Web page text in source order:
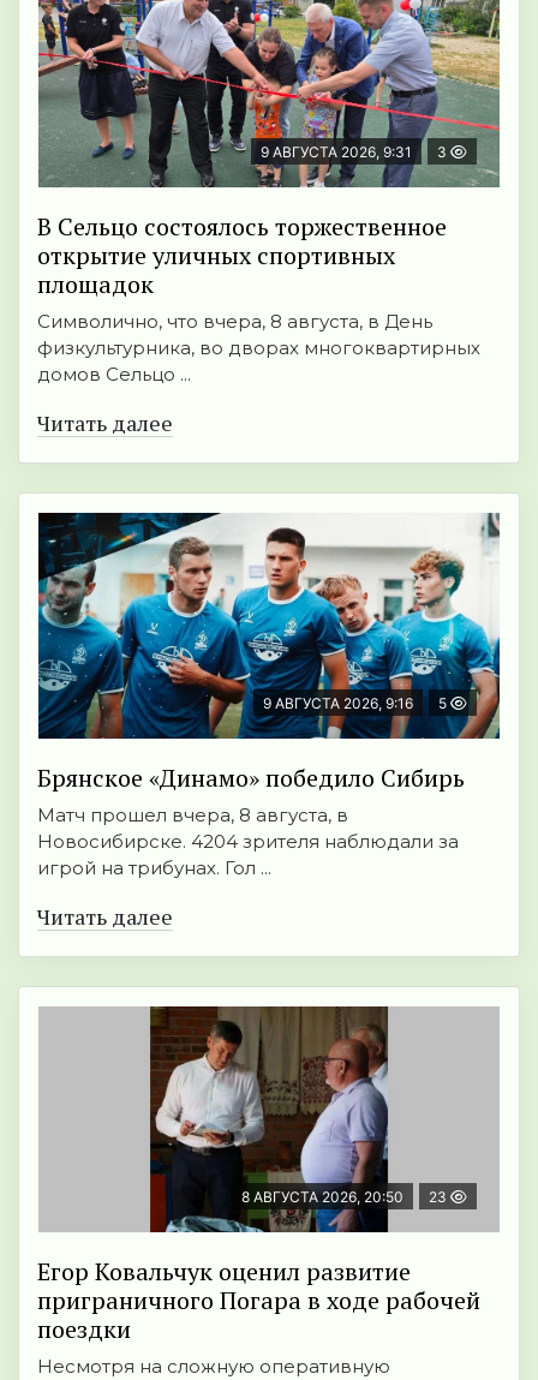
9 АВГУСТА 2026, 9:31 3
В Сельцо состоялось торжественное
открытие уличных спортивных
площадок
Символично, что вчера, 8 августа, в День
физкультурника, во дворах многоквартирных
домов Сельцо ...
Читать далее
9 АВГУСТА 2026, 9:16 5
Брянское «Динамо» победило Сибирь
Матч прошел вчера, 8 августа, в
Новосибирске. 4204 зрителя наблюдали за
игрой на трибунах. Гол ...
Читать далее
8 АВГУСТА 2026, 20:50 23
Егор Ковальчук оценил развитие
приграничного Погара в ходе рабочей
поездки
Несмотря на сложную оперативную